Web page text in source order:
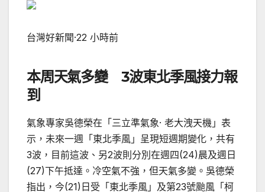
台灣好新聞·22 小時前
本周天氣多變 3波東北季風接力報
到
氣象專家吳德榮在「三立準氣象· 老大洩天機」表
示，未來一週「東北季風」呈現短週期變化，共有
3波，目前這波、另2波則分別在週四(24)晨及週日
(27)下午抵達。冷空氣不強，但天氣多變。吳德榮
指出，今(21)日受「東北季風」及第23號颱風「柯